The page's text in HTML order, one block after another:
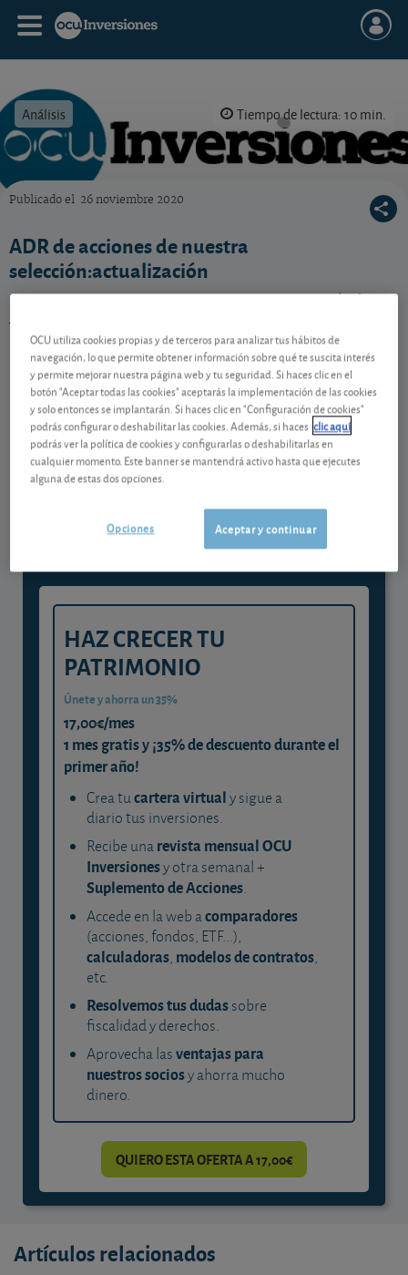
Análisis Tiempo de lectura: 10 min.
Publicado el 26 noviembre 2020
ADR de acciones de nuestra
selección:actualización
Invertir en ciertas acciones extranjeras a través de sus
ADR podría merecerle la pena. ¿Cuáles son? Consulte
nuestra tabla actualizada.
Contenido reservado a SOCIOS
Gestiona tu dinero con visión
experta
y consigue que cada euro trabaje
para ti
HAZ CRECER TU
PATRIMONIO
Únete y ahorra un 35%
17,00€/mes
1 mes gratis y ¡35% de descuento durante el
primer año!
Crea tucartera virtualy sigue a
diario tus inversiones.
Recibe unarevista mensual OCU
Inversionesy otra semanal +
Suplemento de Acciones.
Accede en la web acomparadores
(acciones, fondos, ETF...),
calculadoras, modelos de contratos,
etc.
Resolvemos tus dudassobre
fiscalidad y derechos.
Aprovecha lasventajas para
nuestros sociosy ahorra mucho
dinero.
QUIERO ESTA OFERTA A 17,00€
Artículos relacionados
OCU utiliza cookies propias y de terceros para analizar tus hábitos de
navegación, lo que permite obtener información sobre qué te suscita interés
y permite mejorar nuestra página web y tu seguridad. Si haces clic en el
botón "Aceptar todas las cookies" aceptarás la implementación de las cookies
y solo entonces se implantarán. Si haces clic en "Configuración de cookies"
podrás configurar o deshabilitar las cookies. Además, si haces clic aquí
podrás ver la política de cookies y configurarlas o deshabilitarlas en
cualquier momento. Este banner se mantendrá activo hasta que ejecutes
alguna de estas dos opciones.
Aceptar y continuar
Opciones